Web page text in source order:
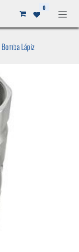
0
Bomba Lápiz